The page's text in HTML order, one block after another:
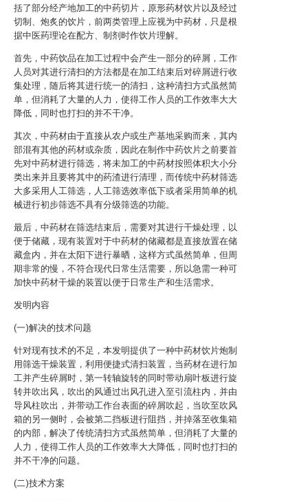
括了部分经产地加工的中药切片，原形药材饮片以及经过
切制、炮炙的饮片，前两类管理上应视为中药材，只是根
据中医药理论在配方、制剂时作饮片理解。
首先，中药饮品在加工过程中会产生一部分的碎屑，工作
人员对其进行清扫的方法都是在加工结束后对碎屑进行收
集处理，随后将其进行统一的清扫，这种清扫方式虽然简
单，但消耗了大量的人力，使得工作人员的工作效率大大
降低，同时也打扫的并不干净。
其次，中药材由于直接从农户或生产基地采购而来，其内
部混有其他的药材或杂质，因此在制作中药饮片之前要首
先对中药材进行筛选，将未加工的中药材按照体积大小分
类出来并且要将其中的药渣进行清理，而传统中药材筛选
大多采用人工筛选，人工筛选效率低下或者采用简单的机
械进行初步筛选不具有分级筛选的功能。
最后，中药材在筛选结束后，需要对其进行干燥处理，以
便于储藏，现有装置对于中药材的储藏都是直接放置在储
藏盒内，并在太阳下进行暴晒，这样方式虽然简单，但周
期非常的慢，不符合现代日常生活需要，所以急需一种可
加快中药材干燥的装置以便于日常生产和生活需求。
发明内容
(一)解决的技术问题
针对现有技术的不足，本发明提供了一种中药材饮片炮制
用筛选干燥装置，利用便捷式清扫装置，当药材在进行加
工并产生碎屑时，第一转轴旋转的同时带动扇叶板进行旋
转并吹出风，吹出的风通过出风孔进入至引流柱内，并由
导风柱吹出，并带动工作台表面的碎屑吹起，当吹至吹风
箱的另一侧时，会被第二挡板进行阻挡，并掉落至收集箱
的内部，解决了传统清扫方式虽然简单，但消耗了大量的
人力，使得工作人员的工作效率大大降低，同时也打扫的
并不干净的问题。
(二)技术方案